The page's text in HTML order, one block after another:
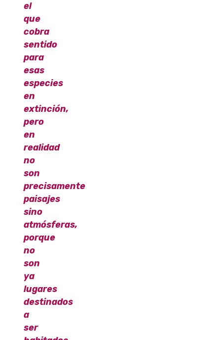
el
que
cobra
sentido
para
esas
especies
en
extinción,
pero
en
realidad
no
son
precisamente
paisajes
sino
atmósferas,
porque
no
son
ya
lugares
destinados
a
ser